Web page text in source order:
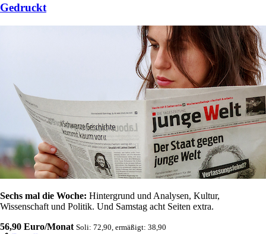
Gedruckt
Sechs mal die Woche: Hintergrund und Analysen, Kultur,
Wissenschaft und Politik. Und Samstag acht Seiten extra.
56,90 Euro/Monat Soli: 72,90, ermäßigt: 38,90